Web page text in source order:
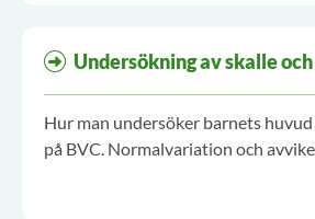
Undersökning av skalle
Hur man undersöker barnets
på BVC. Normalvariation och